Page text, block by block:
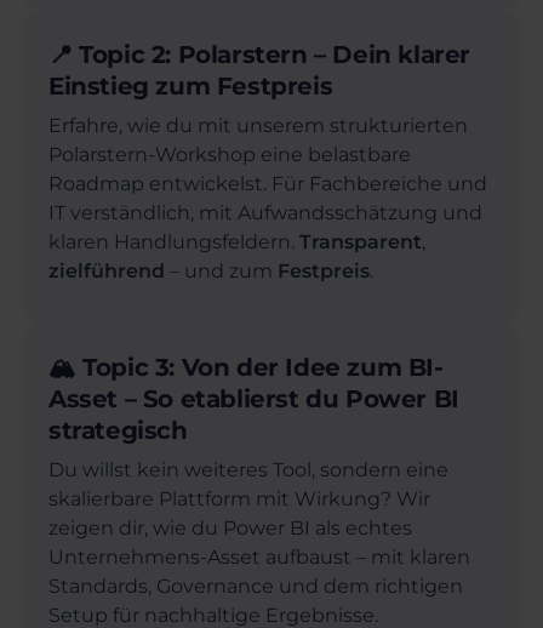
📍 Topic 2: Polarstern – Dein klarer
Einstieg zum Festpreis
Erfahre, wie du mit unserem strukturierten
Polarstern-Workshop eine belastbare
Roadmap entwickelst. Für Fachbereiche und
IT verständlich, mit Aufwandsschätzung und
klaren Handlungsfeldern. Transparent,
zielführend – und zum Festpreis.
🏔️ Topic 3: Von der Idee zum BI-
Asset – So etablierst du Power BI
strategisch
Du willst kein weiteres Tool, sondern eine
skalierbare Plattform mit Wirkung? Wir
zeigen dir, wie du Power BI als echtes
Unternehmens-Asset aufbaust – mit klaren
Standards, Governance und dem richtigen
Setup für nachhaltige Ergebnisse.